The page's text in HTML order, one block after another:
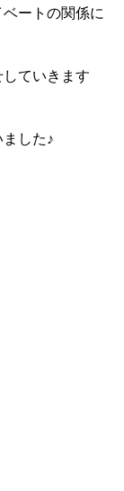
ートの関係に
ていきます
した♪